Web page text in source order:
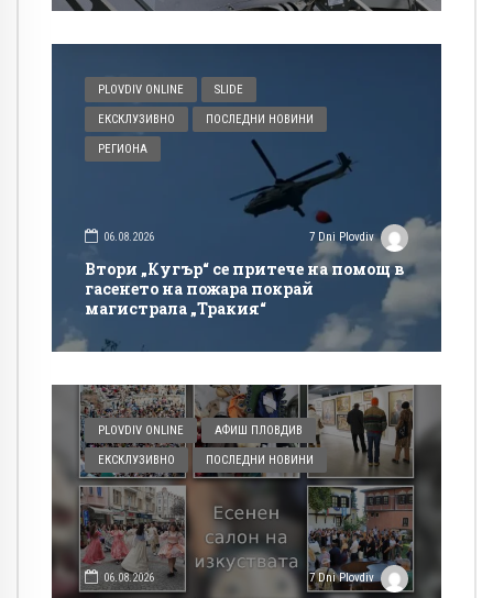
PLOVDIV ONLINE SLIDE
ЕКСКЛУЗИВНО ПОСЛЕДНИ НОВИНИ
РЕГИОНА
06.08.2026 7 Dni Plovdiv
Втори „Кугър“ се притече на помощ в
гасенето на пожара покрай
магистрала „Тракия“
PLOVDIV ONLINE АФИШ ПЛОВДИВ
ЕКСКЛУЗИВНО ПОСЛЕДНИ НОВИНИ
06.08.2026 7 Dni Plovdiv